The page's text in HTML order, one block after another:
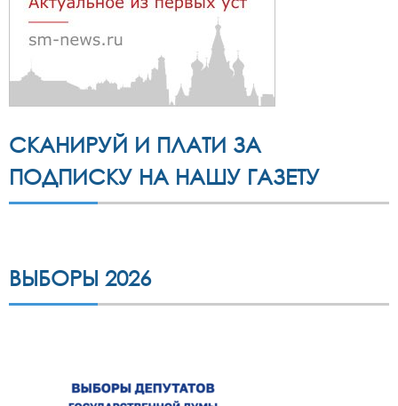
СКАНИРУЙ И ПЛАТИ ЗА
ПОДПИСКУ НА НАШУ ГАЗЕТУ
ВЫБОРЫ 2026